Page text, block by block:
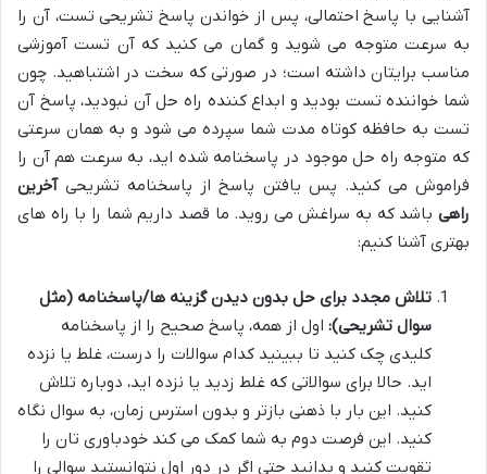
آشنایی با پاسخ احتمالی، پس از خواندن پاسخ تشریحی تست، آن را
به سرعت متوجه می شوید و گمان می کنید که آن تست آموزشی
مناسب برایتان داشته است؛ در صورتی که سخت در اشتباهید. چون
شما خواننده تست بودید و ابداع کننده راه حل آن نبودید، پاسخ آن
تست به حافظه کوتاه مدت شما سپرده می شود و به همان سرعتی
که متوجه راه حل موجود در پاسخنامه شده اید، به سرعت هم آن را
فراموش می کنید. پس یافتن پاسخ از پاسخنامه تشریحیآخرین
راهی باشد که به سراغش می روید. ما قصد داریم شما را با راه های
بهتری آشنا کنیم:
تلاش مجدد برای حل بدون دیدن گزینه ها/پاسخنامه (مثل
سوال تشریحی): اول از همه، پاسخ صحیح را از پاسخنامه
کلیدی چک کنید تا ببینید کدام سوالات را درست، غلط یا نزده
اید. حالا برای سوالاتی که غلط زدید یا نزده اید، دوباره تلاش
کنید. این بار با ذهنی بازتر و بدون استرس زمان، به سوال نگاه
کنید. این فرصت دوم به شما کمک می کند خودباوری تان را
تقویت کنید و بدانید حتی اگر در دور اول نتوانستید سوالی را